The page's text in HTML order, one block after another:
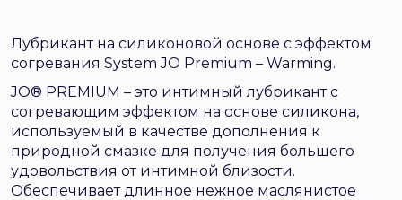
Лубрикант на силиконовой основе с эффектом
согревания System JO Premium – Warming.
JO® PREMIUM – это интимный лубрикант с
согревающим эффектом на основе силикона,
используемый в качестве дополнения к
природной смазке для получения большего
удовольствия от интимной близости.
Обеспечивает длинное нежное маслянистое